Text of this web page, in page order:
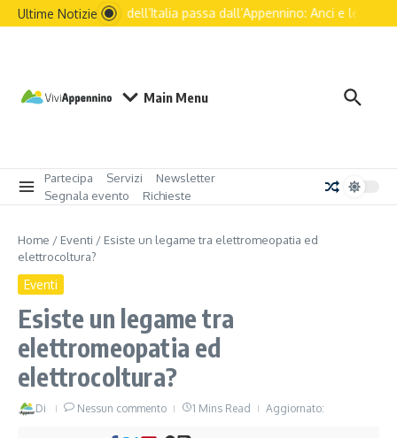
Ultime NotizieIl futuro dell’Italia passa dall’Appennino: Anci e le
Main Menu
Partecipa Servizi
Newsletter
Segnala evento
Richieste
Home / Eventi / Esiste un legame tra elettromeopatia ed
elettrocoltura?
Eventi
Esiste un legame tra
elettromeopatia ed
elettrocoltura?
Di Nessun commento 1 Mins Read Aggiornato: